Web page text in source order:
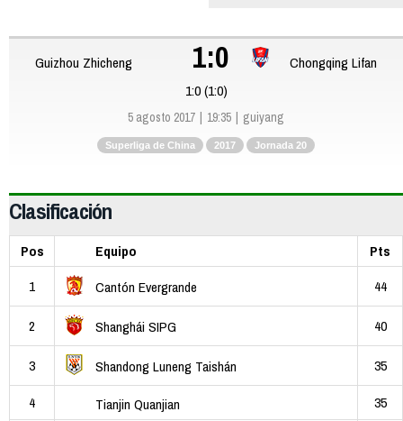
Guizhou Zhicheng 1:0
Chongqing Lifan
1:0 (1:0)
5 agosto 2017 19:35 guiyang
Superliga de China 2017 Jornada 20
Clasificación
Pos Equipo
Pts
1
Cantón Evergrande 44
2 Shanghái SIPG 40
3 Shandong Luneng Taishán
35
4
Tianjin Quanjian 35